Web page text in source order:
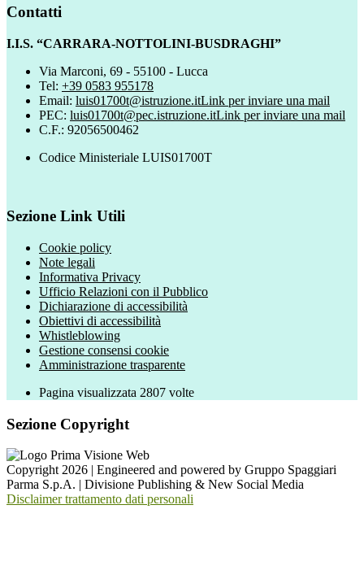
Contatti
I.I.S. “CARRARA-NOTTOLINI-BUSDRAGHI”
Via Marconi, 69 - 55100 - Lucca
Tel: +39 0583 955178
Email: luis01700t@istruzione.itLink per inviare una mail
PEC: luis01700t@pec.istruzione.itLink per inviare una mail
C.F.: 92056500462
Codice Ministeriale LUIS01700T
Sezione Link Utili
Cookie policy
Note legali
Informativa Privacy
Ufficio Relazioni con il Pubblico
Dichiarazione di accessibilità
Obiettivi di accessibilità
Whistleblowing
Gestione consensi cookie
Amministrazione trasparente
Pagina visualizzata 2807 volte
Sezione Copyright
Copyright 2026 | Engineered and powered by Gruppo Spaggiari
Parma S.p.A. | Divisione Publishing & New Social Media
Disclaimer trattamento dati personali